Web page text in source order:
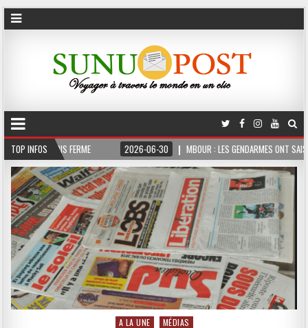
TOP INFOS
MOIS FERME 2026-06-30 MBOUR : LES GENDARMES ONT SAISI 10 KG DE
Posted
A LA UNE MÉDIAS